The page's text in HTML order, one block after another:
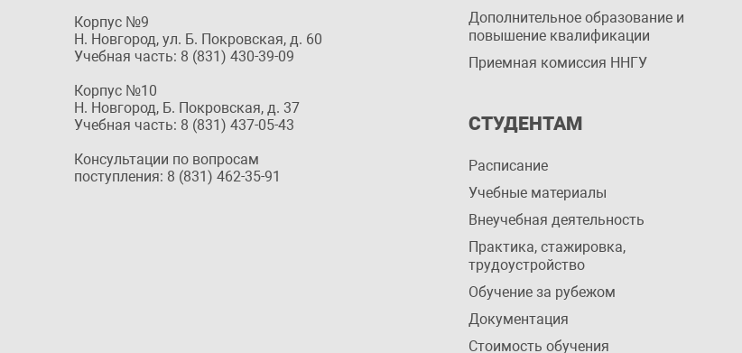
Корпус №9
Н. Новгород, ул. Б. Покровская, д. 60
Учебная часть: 8 (831) 430-39-09
Корпус №10
Н. Новгород, Б. Покровская, д. 37
Учебная часть: 8 (831) 437-05-43
Консультации по вопросам
поступления: 8 (831) 462-35-91
Дополнительное образование и
повышение квалификации
Приемная комиссия ННГУ
СТУДЕНТАМ
Расписание
Учебные материалы
Внеучебная деятельность
Практика, стажировка,
трудоустройство
Обучение за рубежом
Документация
Стоимость обучения